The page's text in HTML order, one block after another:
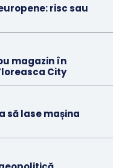
risc sau
magazin în
City
să lase mașina